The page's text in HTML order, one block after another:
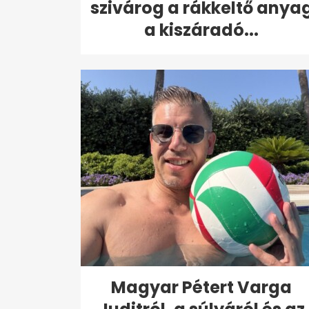
szivárog a rákkeltő
a kiszáradó...
Magyar Pétert Varga